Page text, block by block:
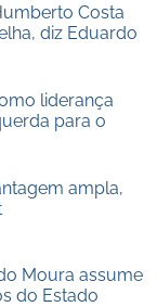
Costa
diz Eduardo
liderança
para o
ampla,
Moura assume
do Estado